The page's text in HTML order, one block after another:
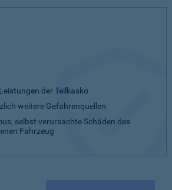
der Teilkasko
weitere Gefahrenquellen
selbst verursachte Schäden des
Fahrzeug